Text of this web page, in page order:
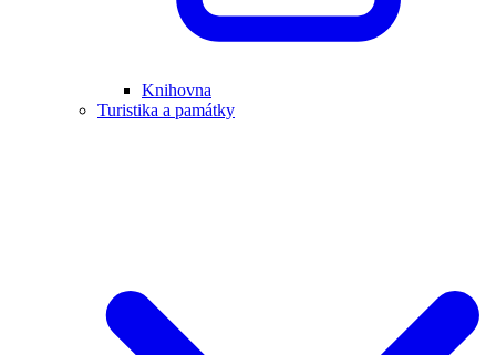
Knihovna
Turistika a památky